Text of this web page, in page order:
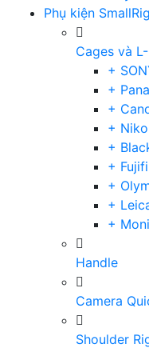
Phụ kiện SmallRig
Cages và
+
+
+
+
+
+
+
+
+
Handle
Camera
Shoulder